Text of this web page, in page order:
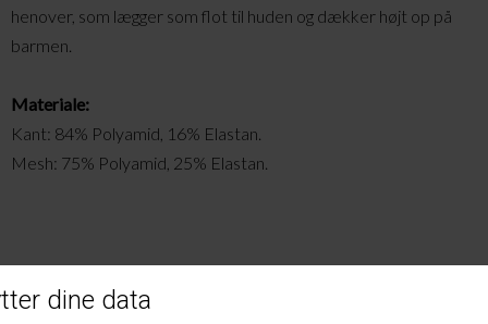
henover, som lægger som flot til huden og dækker højt op på
barmen.
Materiale:
Kant: 84% Polyamid, 16% Elastan.
Mesh: 75% Polyamid, 25% Elastan.